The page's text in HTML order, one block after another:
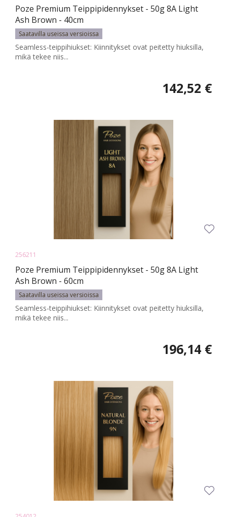
Poze Premium Teippipidennykset - 50g 8A Light
Ash Brown - 40cm
Saatavilla useissa versioissa
Seamless-teippihiukset: Kiinnitykset ovat peitetty hiuksilla,
mikä tekee niis...
142,52 €
256211
Poze Premium Teippipidennykset - 50g 8A Light
Ash Brown - 60cm
Saatavilla useissa versioissa
Seamless-teippihiukset: Kiinnitykset ovat peitetty hiuksilla,
mikä tekee niis...
196,14 €